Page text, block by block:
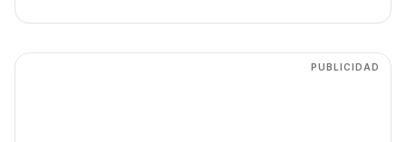
PUBLICIDAD